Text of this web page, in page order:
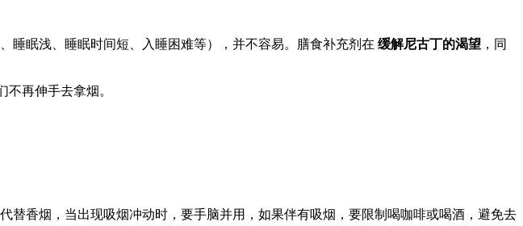
睡眠浅、睡眠时间短、入睡困难等），并不容易。膳食补充剂在 缓解尼古丁的渴望 ，同
再伸手去拿烟。
香烟，当出现吸烟冲动时，要手脑并用，如果伴有吸烟，要限制喝咖啡或喝酒，避免去